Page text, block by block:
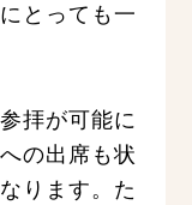
とっても一
拝が可能に
の出席も状
ります。た